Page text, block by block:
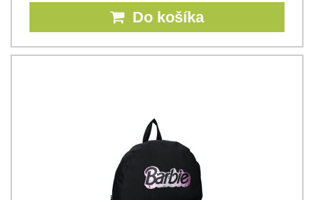
Do košíka